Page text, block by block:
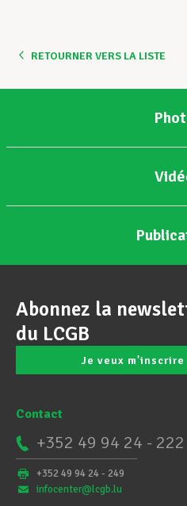
RETOURNER VERS LA LISTE
Abonnez la
du LCGB
Je veux m'inscrire
Contact
+352 49 94 24 - 222
+352 49 94 24 - 249
infocenter@lcgb.lu